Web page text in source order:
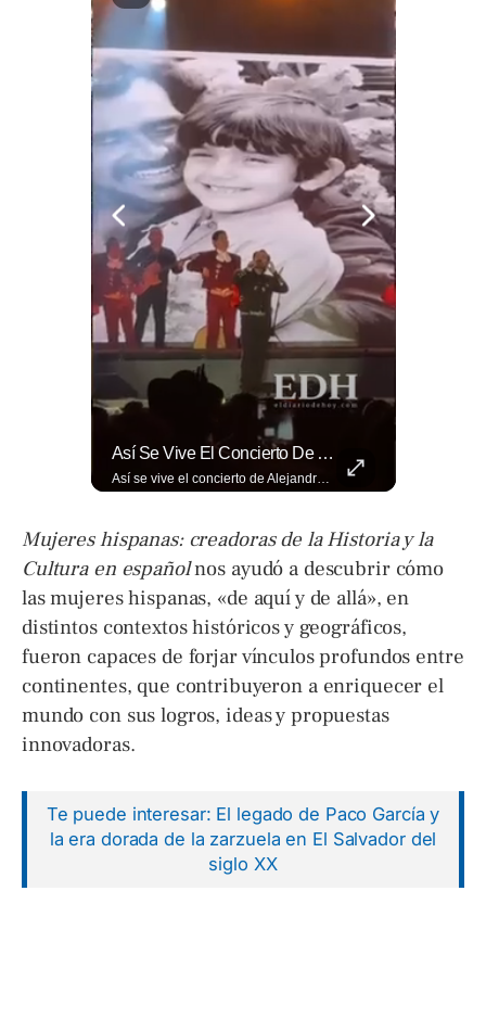
Así Se Vive El Concierto De Alejandro Fernández En El Salvador.
Así se vive el concierto de Alejandro Fernández en El Salvador. Una noche inolvidable a pesar de la lluvia. Canciones que llenaron de alegría y nostalgia a todo el público presente. 🤩👏 #Concierto #ElSalvador #AlejandroFernández
Mujeres hispanas: creadoras de la Historia y la
Cultura en españolnos ayudó a descubrir cómo
las mujeres hispanas, «de aquí y de allá», en
distintos contextos históricos y geográficos,
fueron capaces de forjar vínculos profundos entre
continentes, que contribuyeron a enriquecer el
mundo con sus logros, ideas y propuestas
innovadoras.
Te puede interesar: El legado de Paco García y
la era dorada de la zarzuela en El Salvador del
siglo XX